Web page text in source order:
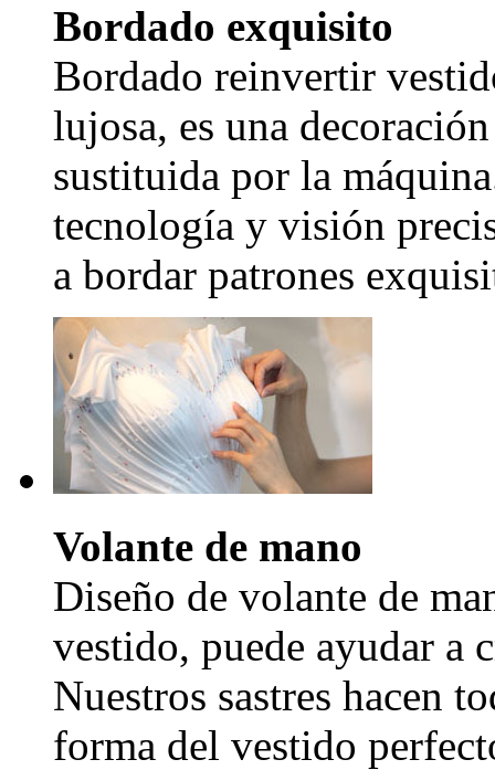
Bordado exquisito
Bordado reinvertir
lujosa, es una
sustituida por la
tecnología y visión
a bordar patrones
Volante de mano
Diseño de volante de
vestido, puede ayudar a
Nuestros sastres hacen
forma del vestido